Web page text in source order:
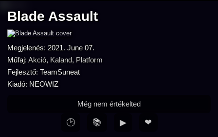
Blade Assault
Megjelenés: 2021. June 07.
Műfaj: Akció, Kaland, Platform
Fejlesztő: TeamSuneat
Kiadó: NEOWIZ
Még nem értékelted
🕑 📚 ▶ ❤